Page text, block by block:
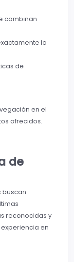
combinan
lo
de
en el
ofrecidos.
de
buscan
reconocidas y
en